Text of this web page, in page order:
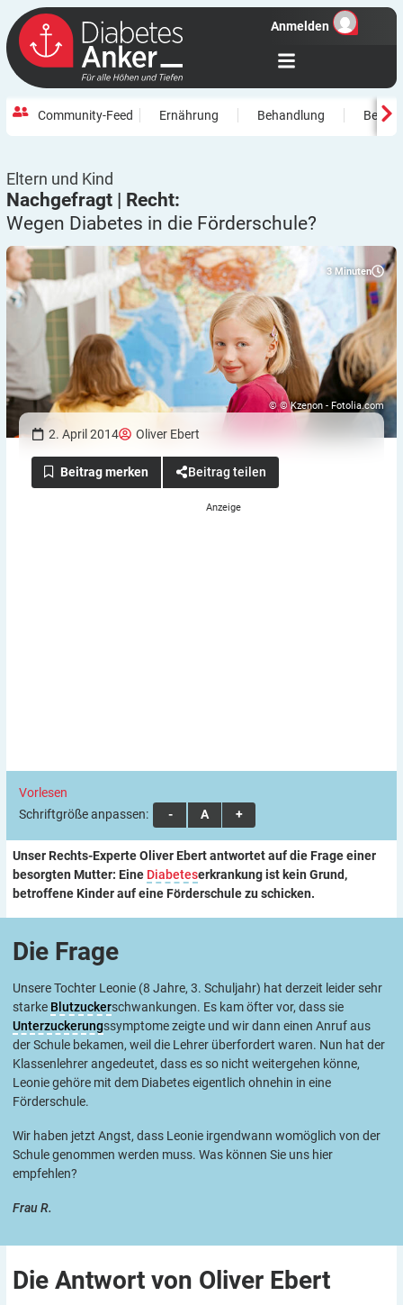
Anmelden
Community-Feed Ernährung Behandlung
Eltern und Kind
Nachgefragt | Recht:
Wegen Diabetes in die Förderschule?
3 Minuten
© © Kzenon - Fotolia.com
2. April 2014 Oliver Ebert
Beitrag teilen
Vorlesen
Schriftgröße anpassen:
A A A
Unser Rechts-Experte Oliver Ebert antwortet auf die Frage einer
besorgten Mutter: Eine Diabeteserkrankung ist kein Grund,
betroffene Kinder auf eine Förderschule zu schicken.
Die Frage
Unsere Tochter Leonie (8 Jahre, 3. Schuljahr) hat derzeit leider sehr
starke Blutzuckerschwankungen. Es kam öfter vor, dass sie
Unterzuckerungssymptome zeigte und wir dann einen Anruf aus
der Schule bekamen, weil die Lehrer überfordert waren. Nun hat der
Klassenlehrer angedeutet, dass es so nicht weitergehen könne,
Leonie gehöre mit dem Diabetes eigentlich ohnehin in eine
Förderschule.
Wir haben jetzt Angst, dass Leonie irgendwann womöglich von der
Schule genommen werden muss. Was können Sie uns hier
empfehlen?
Frau R.
Die Antwort von Oliver Ebert